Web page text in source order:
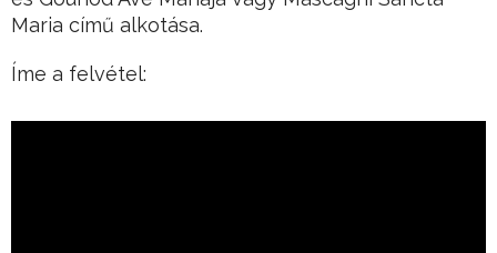
Maria című alkotása.
Íme a felvétel: